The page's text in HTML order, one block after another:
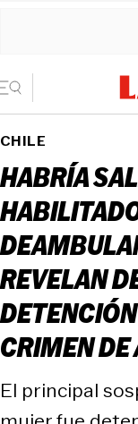
CHILE
HABRÍA
REVELAN
CRIMEN
El principal